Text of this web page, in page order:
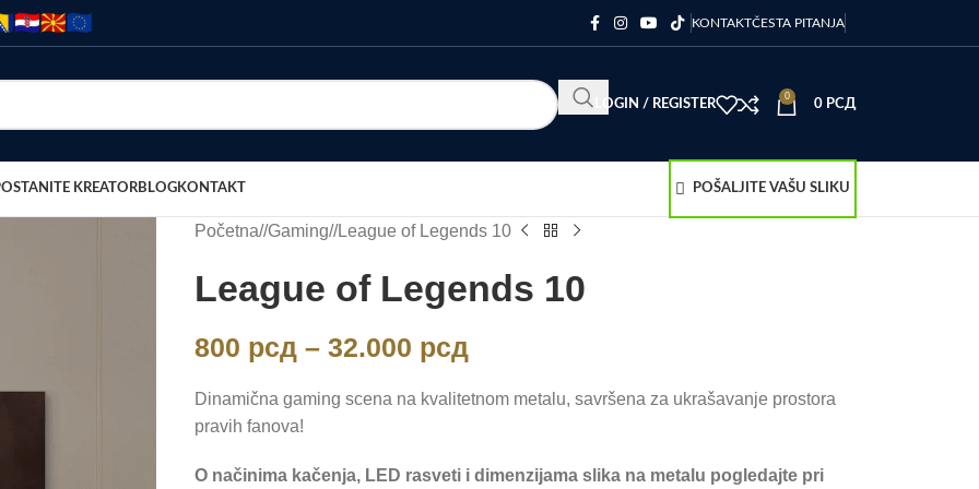
KONTAKTČESTA PITANJA
LOGIN / REGISTER
0
0 РСД
KREATORBLOGKONTAKT POŠALJITE VAŠU SLIKU
Početna/ Gaming/ League of Legends 10
League of Legends 10
800 рсд – 32.000 рсд
Dinamična gaming scena na kvalitetnom metalu, savršena za ukrašavanje prostora
pravih fanova!
O načinima kačenja, LED rasveti i dimenzijama slika na metalu pogledajte pri